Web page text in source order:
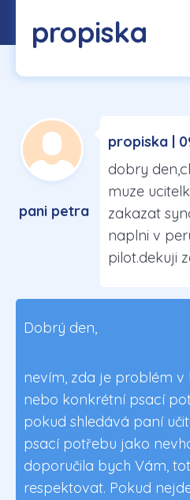
propiska
pani petra
propiska |
dobry
muze
zakazat
naplni v
pilot.dekuji
Dobrý den,
nevím, zda je problém
nebo konkrétní psací
pokud shledává paní
psací potřebu jako
doporučila bych Vám,
respektovat. Pokud